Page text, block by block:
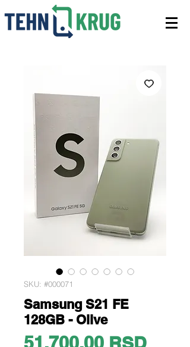
SKU: #000071
Samsung S21 FE
128GB - Olive
Price